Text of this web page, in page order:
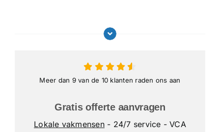
Meer dan 9 van de 10 klanten raden ons aan
Gratis offerte aanvragen
Lokale vakmensen- 24/7 service - VCA